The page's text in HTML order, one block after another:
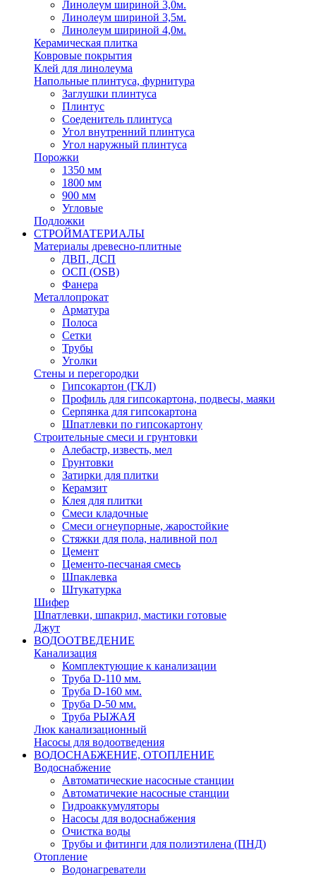
Линолеум шириной 3,0м.
Линолеум шириной 3,5м.
Линолеум шириной 4,0м.
Керамическая плитка
Ковровые покрытия
Клей для линолеума
Напольные плинтуса, фурнитура
Заглушки плинтуса
Плинтус
Соеденитель плинтуса
Угол внутренний плинтуса
Угол наружный плинтуса
Порожки
1350 мм
1800 мм
900 мм
Угловые
Подложки
СТРОЙМАТЕРИАЛЫ
Материалы древесно-плитные
ДВП, ДСП
ОСП (OSB)
Фанера
Металлопрокат
Арматура
Полоса
Сетки
Трубы
Уголки
Стены и перегородки
Гипсокартон (ГКЛ)
Профиль для гипсокартона, подвесы, маяки
Серпянка для гипсокартона
Шпатлевки по гипсокартону
Строительные смеси и грунтовки
Алебастр, известь, мел
Грунтовки
Затирки для плитки
Керамзит
Клея для плитки
Смеси кладочные
Смеси огнеупорные, жаростойкие
Стяжки для пола, наливной пол
Цемент
Цементо-песчаная смесь
Шпаклевка
Штукатурка
Шифер
Шпатлевки, шпакрил, мастики готовые
Джут
ВОДООТВЕДЕНИЕ
Канализация
Комплектующие к канализации
Труба D-110 мм.
Труба D-160 мм.
Труба D-50 мм.
Труба РЫЖАЯ
Люк канализационный
Насосы для водоотведения
ВОДОСНАБЖЕНИЕ, ОТОПЛЕНИЕ
Водоснабжение
Автоматичеcкие насосные станции
Автоматичекие насосные станции
Гидроаккумуляторы
Насосы для водоснабжения
Очистка воды
Трубы и фитинги для полиэтилена (ПНД)
Отопление
Водонагреватели